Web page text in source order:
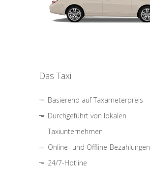
Das Taxi
Basierend auf Taxameterpreis
Durchgeführt von lokalen
Taxiunternehmen
Online- und Offline-Bezahlungen
24/7-Hotline